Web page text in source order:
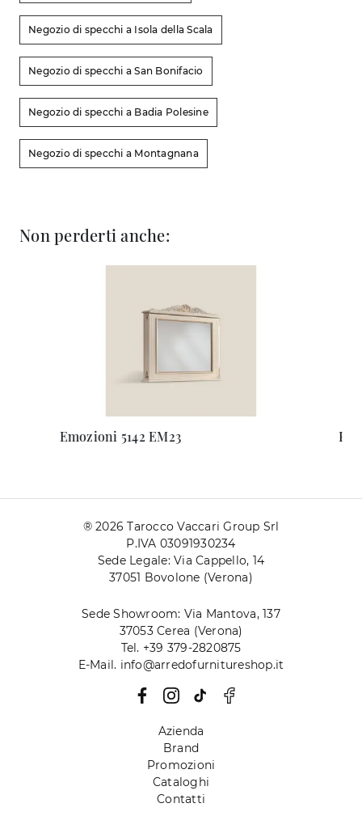
Negozio di specchi a Isola della Scala
Negozio di specchi a San Bonifacio
Negozio di specchi a Badia Polesine
Negozio di specchi a Montagnana
Non perderti anche:
Emozioni 5142 EM23
® 2026 Tarocco Vaccari Group Srl
P.IVA 03091930234
Sede Legale: Via Cappello, 14
37051 Bovolone (Verona)
Sede Showroom: Via Mantova, 137
37053 Cerea (Verona)
Tel. +39 379-2820875
E-Mail. info@arredofurnitureshop.it
Azienda
Brand
Promozioni
Cataloghi
Contatti